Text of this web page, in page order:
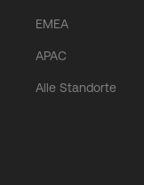
EMEA
APAC
Alle Standorte